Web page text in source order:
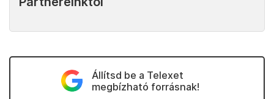
Állítsd be a Telexet
megbízható forrásnak!